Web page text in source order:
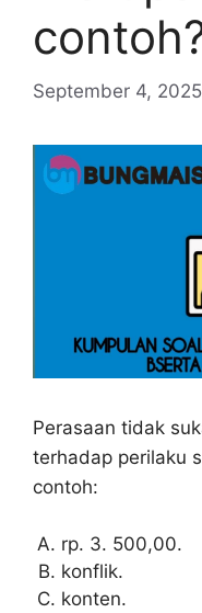
September 4, 2025
Perasaan tidak
terhadap perilaku
contoh:
rp. 3. 500,00.
konflik.
konten.